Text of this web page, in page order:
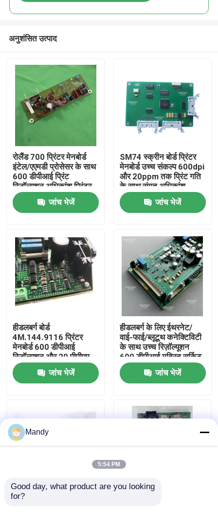
उत्पादों
हमारे बारे में
कारखाने का दौरा
गुणवत्ता नियंत्रण
हमसे संपर्क करें
समाचार
मामले
अनुशंसित उत्पाद
रोलैंड 700 प्रिंटर मेनबोर्ड
इंटेल/एएमडी प्रोसेसर के साथ
600 डीपीआई प्रिंट
रिज़ॉल्यूशन अधिकांश प्रिंटर
के साथ संगत
जांच भेजें
SM74 स्क्रीन बोर्ड प्रिंटर
मेनबोर्ड उच्च संकल्प 600dpi
और 20ppm तक प्रिंट गति
के साथ संगत अधिकांश
ऑफसेट प्रिंटिंग मशीनरी के
साथ संगत
जांच भेजें
हीडलबर्ग बोर्ड
4M.144.9116 प्रिंटर
मेनबोर्ड 600 डीपीआई
रिज़ॉल्यूशन और 20 पीपीएम
प्रिंट गति के साथ
जांच भेजें
हीडलबर्ग के लिए ईथरनेट/
वाई-फाई/ब्लूटूथ कनेक्टिविटी
के साथ उच्च रिज़ॉल्यूशन
600 डीपीआई मुद्रित सर्किट
बोर्ड यूवीएम 3 एचडी
जांच भेजें
इंटेल LTK50 प्रिंटेड सर्किट
Mandy
5:54 PM
Good day, what product are you looking
for?